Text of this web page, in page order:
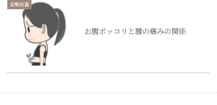
姿勢改善
お腹ポッコリと腰の痛みの関係